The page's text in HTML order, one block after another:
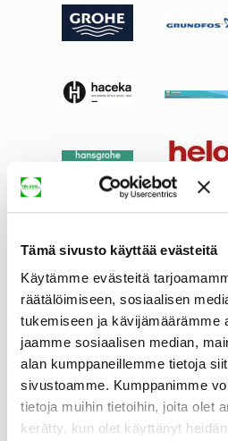
Tämä sivusto käyttää evästeitä
Käytämme evästeitä
räätälöimiseen, sosiaalisen
tukemiseen ja kävijämäärämme
jaamme sosiaalisen median,
alan kumppaneillemme tietoja
sivustoamme. Kumppanimme
tietoja muihin tietoihin, joita olet
kerätty, kun olet käyttänyt